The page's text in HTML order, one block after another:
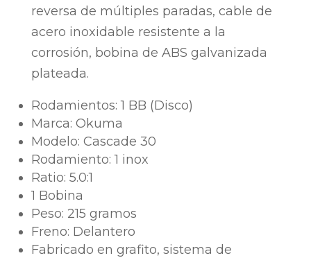
reversa de múltiples paradas, cable de
acero inoxidable resistente a la
corrosión, bobina de ABS galvanizada
plateada.
Rodamientos: 1 BB (Disco)
Marca: Okuma
Modelo: Cascade 30
Rodamiento: 1 inox
Ratio: 5.0:1
1 Bobina
Peso: 215 gramos
Freno: Delantero
Fabricado en grafito, sistema de